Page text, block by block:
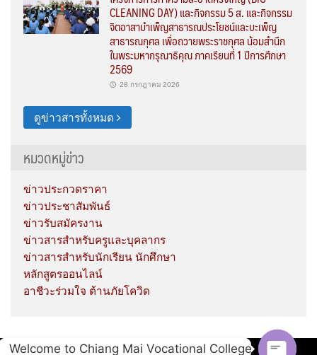
CLEANING DAY) และกิจกรรม 5 ส. และกิจกรรม
จิตอาสาบำเพ็ญสาธารณประโยชน์และบะเพ็ญ
สาธารณกุศล เพื่อถวายพระราชกุศล น้อมสำนึก
ในพระมหากรุณาธิคุณ ภาคเรียนที่ 1 ปีการศึกษา
2569
28 กรกฎาคม 2026
ดูข่าวสารทั้งหมด
หมวดหมู่ข่าว
ข่าวประกวดราคา
ข่าวประชาสัมพันธ์
ข่าวรับสมัครงาน
ข่าวสารสำหรับครูและบุคลากร
ข่าวสารสำหรับนักเรียน นักศึกษา
หลักสูตรออนไลน์
อาชีวะร่วมใจ ต้านภัยโควิด
Copyright © 2020 Chiang Mai Vocational College.
Welcome to Chiang Mai Vocational College